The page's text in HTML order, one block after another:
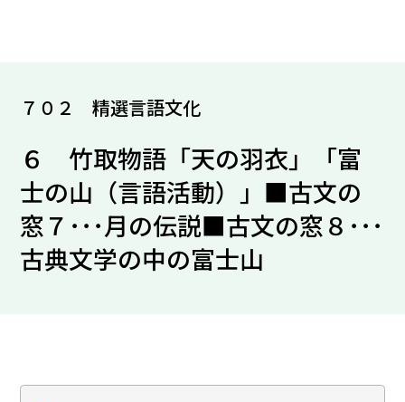
７０２ 精選言語文化
６ 竹取物語「天の羽衣」「富
士の山（言語活動）」■古文の
窓７･･･月の伝説■古文の窓８･･･
古典文学の中の富士山